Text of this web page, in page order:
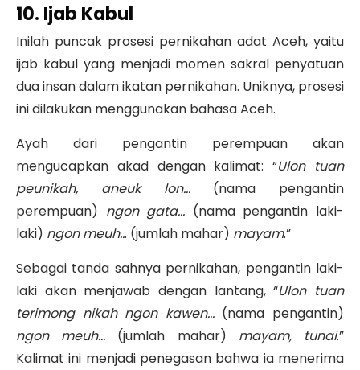
10. Ijab Kabul
Inilah puncak prosesi pernikahan adat Aceh, yaitu
ijab kabul yang menjadi momen sakral penyatuan
dua insan dalam ikatan pernikahan. Uniknya, prosesi
ini dilakukan menggunakan bahasa Aceh.
Ayah dari pengantin perempuan akan
mengucapkan akad dengan kalimat: “Ulon tuan
peunikah, aneuk lon…(nama pengantin
perempuan) ngon gata… (nama pengantin laki-
laki) ngon meuh... (jumlah mahar) mayam.”
Sebagai tanda sahnya pernikahan, pengantin laki-
laki akan menjawab dengan lantang, “Ulon tuan
terimong nikah ngon kawen…(nama pengantin)
ngon meuh… (jumlah mahar) mayam, tunai.”
Kalimat ini menjadi penegasan bahwa ia menerima